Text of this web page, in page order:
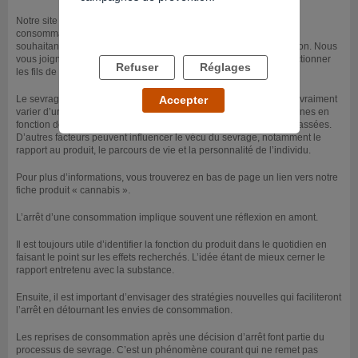
Notre site internet propose un forum de discussions pour les
consommateurs. Celui-ci est accessible pour tous les internautes
souhaitant évoquer et partager leurs expériences de consommation. Nous
vous joignons en bas de page, le lien qui vous permettra de sélectionner
les fils de discussions se rapportant au thème cannabis.
Le sevrage au cannabis, ses manifestations et sa durée, peuvent vraiment
varier d’un individu à l’autre. Il peut durer d’une à plusieurs semaines en
fonction de l’ancienneté et de la fréquence des consommations passées.
D’autres facteurs peuvent influencer le vécu du sevrage, notamment le
rapport au produit, le parcours de vie et la personnalité de l’individu.
Pour plus d’informations, vous trouverez en bas de page un lien vers notre
fiche produit « cannabis ».
L’arrêt d’une consommation implique souvent une réflexion en amont.
Il est toujours utile d’identifier la fonction du produit dans le quotidien en
faisant le point sur les effets recherchés. L’idée étant de mieux cerner le
rapport entretenu avec la substance.
Ensuite, il est important d’envisager des stratégies nouvelles qui faciliteront
l’arrêt en détournant les envies de consommation.
Les reprises de consommation après une décision d’arrêt font partie du
processus de sevrage. C’est un phénomène courant qui ne remet pas
Refuser Réglages
Accepter